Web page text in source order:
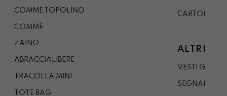
COMMÉ TOPOLINO
COMMÉ
ZAINO
ABRACCIALIBERE
TRACOLLA MINI
TOTE BAG
CARTOLINA
ALTRE
VESTI
SEGNALIBRO